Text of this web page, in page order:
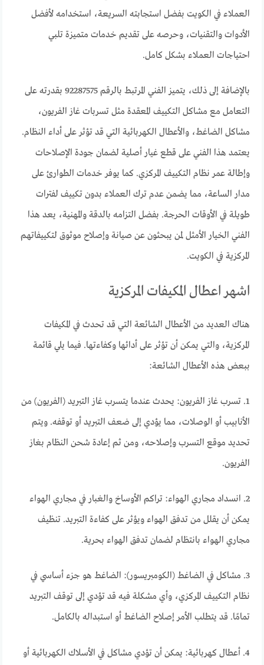
العملاء في الكويت بفضل استجابته السريعة، استخدامه لأفضل
الأدوات والتقنيات، وحرصه على تقديم خدمات متميزة تلبي
احتياجات العملاء بشكل كامل.
بالإضافة إلى ذلك، يتميز الفني المرتبط بالرقم 92287575 بقدرته على
التعامل مع مشاكل التكييف المعقدة مثل تسربات غاز الفريون،
مشاكل الضاغط، والأعطال الكهربائية التي قد تؤثر على أداء النظام.
يعتمد هذا الفني على قطع غيار أصلية لضمان جودة الإصلاحات
وإطالة عمر نظام التكييف المركزي. كما يوفر خدمات الطوارئ على
مدار الساعة، مما يضمن عدم ترك العملاء بدون تكييف لفترات
طويلة في الأوقات الحرجة. بفضل التزامه بالدقة والمهنية، يعد هذا
الفني الخيار الأمثل لمن يبحثون عن صيانة وإصلاح موثوق لتكييفاتهم
المركزية في الكويت.
اشهر اعطال المكيفات المركزية
هناك العديد من الأعطال الشائعة التي قد تحدث في المكيفات
المركزية، والتي يمكن أن تؤثر على أدائها وكفاءتها. فيما يلي قائمة
ببعض هذه الأعطال الشائعة:
1. تسرب غاز الفريون: يحدث عندما يتسرب غاز التبريد (الفريون) من
الأنابيب أو الوصلات، مما يؤدي إلى ضعف التبريد أو توقفه. ويتم
تحديد موقع التسرب وإصلاحه، ومن ثم إعادة شحن النظام بغاز
الفريون.
2. انسداد مجاري الهواء: تراكم الأوساخ والغبار في مجاري الهواء
يمكن أن يقلل من تدفق الهواء ويؤثر على كفاءة التبريد. تنظيف
مجاري الهواء بانتظام لضمان تدفق الهواء بحرية.
3. مشاكل في الضاغط (الكومبريسور): الضاغط هو جزء أساسي في
نظام التكييف المركزي، وأي مشكلة فيه قد تؤدي إلى توقف التبريد
تمامًا. قد يتطلب الأمر إصلاح الضاغط أو استبداله بالكامل.
4. أعطال كهربائية: يمكن أن تؤدي مشاكل في الأسلاك الكهربائية أو